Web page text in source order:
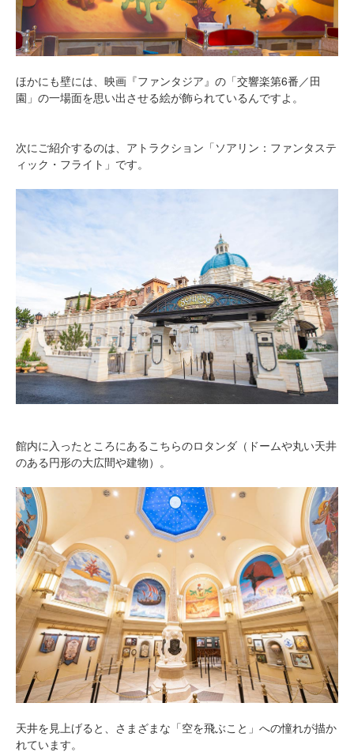
ほかにも壁には、映画『ファンタジア』の「交響楽第6番／田
園」の一場面を思い出させる絵が飾られているんですよ。
次にご紹介するのは、アトラクション「ソアリン：ファンタステ
ィック・フライト」です。
館内に入ったところにあるこちらのロタンダ（ドームや丸い天井
のある円形の大広間や建物）。
天井を見上げると、さまざまな「空を飛ぶこと」への憧れが描か
れています。